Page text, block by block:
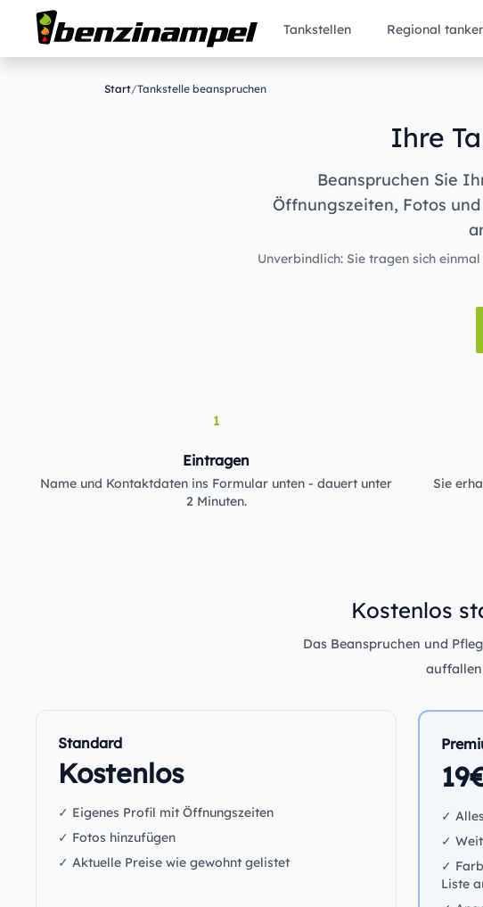
Tankstellen Regional
Start/Tankstelle beanspruchen
Ihre
Beanspruchen Sie
Öffnungszeiten, Fotos
Unverbindlich: Sie tragen sich
1
Eintragen
Name und Kontaktdaten ins Formular unten - dauert unter
2 Minuten.
Sie
Kostenlos
Das Beanspruchen und
auffallen
Standard
Kostenlos
✓ Eigenes Profil mit Öffnungszeiten
✓ Fotos hinzufügen
✓ Aktuelle Preise wie gewohnt gelistet
✓
✓
✓
Liste